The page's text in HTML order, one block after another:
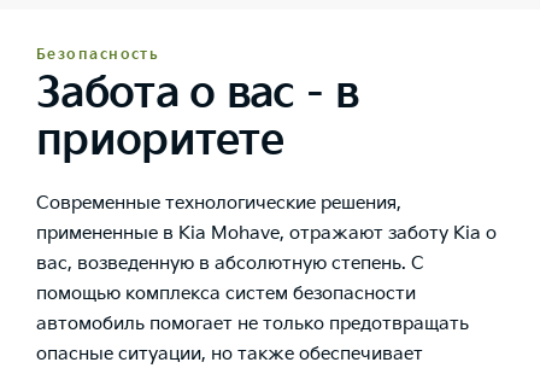
Безопасность
Забота о вас - в
приоритете
Современные технологические решения,
примененные в Kia Mohave, отражают заботу Kia о
вас, возведенную в абсолютную степень. С
помощью комплекса систем безопасности
автомобиль помогает не только предотвращать
опасные ситуации, но также обеспечивает